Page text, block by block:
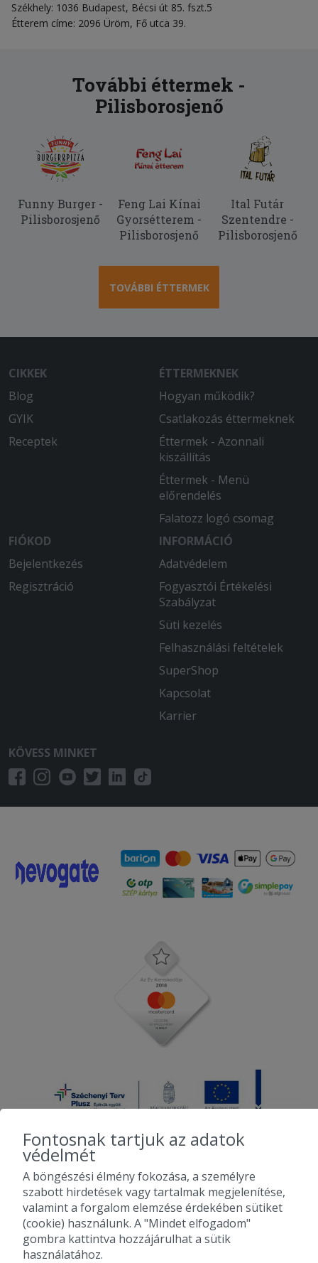
Székhely: 1036 Budapest, Bécsi út 85. fszt.5
Étterem címe: 2096 Üröm, Fő utca 39.
További éttermek -
Pilisborosjenő
Funny Burger -
Pilisborosjenő
Feng Lai Kínai
Gyorsétterem -
Pilisborosjenő
Ital Futár
Szentendre -
Pilisborosjenő
TOVÁBBI ÉTTERMEK
CIKKEK
Blog
GYIK
Receptek
ÉTTERMEKNEK
Hogyan működik?
Csatlakozás éttermeknek
Éttermek - Azonnali
kiszállítás
Éttermek - Menü
előrendelés
Falatozz logó csomag
FIÓKOD
Bejelentkezés
Regisztráció
INFORMÁCIÓ
Adatvédelem
Fogyasztói Értékelési
Szabályzat
Süti kezelés
Felhasználási feltételek
SuperShop
Kapcsolat
Karrier
KÖVESS MINKET
2010-2026 Copyright - Falatozz.hu - Diston-line Kft.
Pizza, gyros, hamburger, menük kedvező áron, egy helyen az összes
étterem ajánlata.
Fontosnak tartjuk az adatok
védelmét
A böngészési élmény fokozása, a személyre
szabott hirdetések vagy tartalmak megjelenítése,
valamint a forgalom elemzése érdekében sütiket
(cookie) használunk. A "Mindet elfogadom"
gombra kattintva hozzájárulhat a sütik
használatához.